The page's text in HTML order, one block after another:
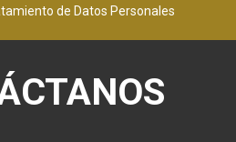
de Datos Personales